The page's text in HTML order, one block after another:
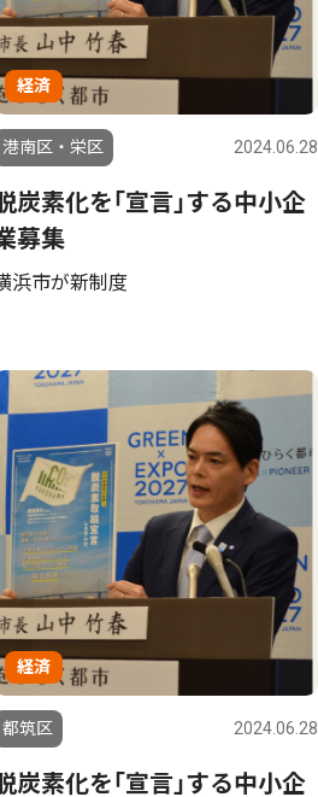
経済
港南区・栄区 2024.06.28
炭素化を｢宣言｣する中小企
募集
浜市が新制度
経済
都筑区 2024.06.28
炭素化を｢宣言｣する中小企